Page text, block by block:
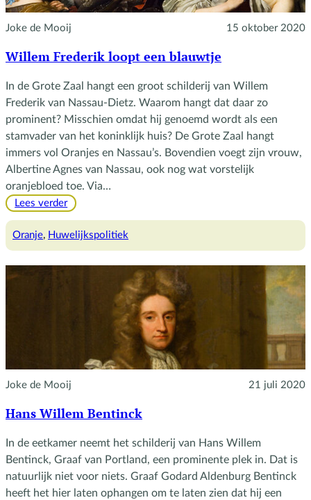
Joke de Mooij 15 oktober 2020
Willem Frederik loopt een blauwtje
In de Grote Zaal hangt een groot schilderij van Willem
Frederik van Nassau-Dietz. Waarom hangt dat daar zo
prominent? Misschien omdat hij genoemd wordt als een
stamvader van het koninklijk huis? De Grote Zaal hangt
immers vol Oranjes en Nassau’s. Bovendien voegt zijn vrouw,
Albertine Agnes van Nassau, ook nog wat vorstelijk
oranjebloed toe. Via…
Lees verder:
Frederik
Oranje, Huwelijkspolitiek
Joke de Mooij 21 juli 2020
Hans Willem Bentinck
In de eetkamer neemt het schilderij van Hans Willem
Bentinck, Graaf van Portland, een prominente plek in. Dat is
natuurlijk niet voor niets. Graaf Godard Aldenburg Bentinck
heeft het hier laten ophangen om te laten zien dat hij een